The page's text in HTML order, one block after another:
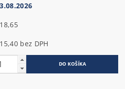
€15,40 bez DPH